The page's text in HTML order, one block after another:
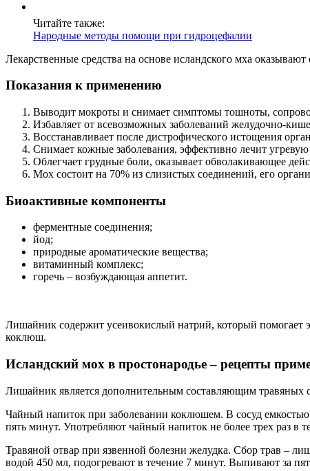
Читайте также:
Народные методы помощи при гидроцефалии
Лекарственные средства на основе исландского мха
Показания к применению
Выводит мокроты и снимает симптомы тошноты,
Избавляет от всевозможных заболеваний желудочно-
Восстанавливает после дистрофического истощения
Снимает кожные заболевания, эффективно лечит
Облегчает грудные боли, оказывает обволакивающее
Мох состоит на 70% из слизистых соединений, его
Биоактивные компоненты
ферментные соединения;
йод;
природные ароматические вещества;
витаминный комплекс;
горечь – возбуждающая аппетит.
Лишайник содержит усеивокислый натрий, который помогает
коклюш.
Исландский мох в простонародье – рецепты
Лишайник является дополнительным составляющим травяных
Чайный напиток при заболевании коклюшем. В сосуд
пять минут. Употребляют чайный напиток не более трех раз в
Травяной отвар при язвенной болезни желудка. Сбор трав –
водой 450 мл, подогревают в течение 7 минут. Выпивают за